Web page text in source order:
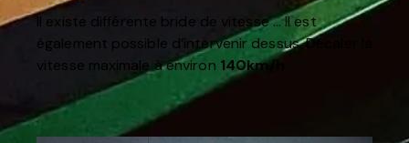
Il existe différente bride de vitesse … Il est
également possible d’intervenir dessus. Décaler la
vitesse maximale à environ 140km/h